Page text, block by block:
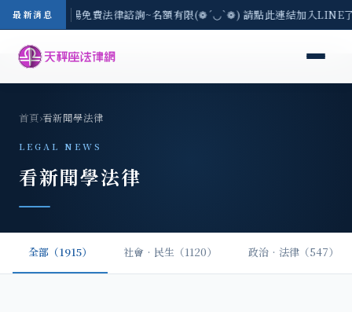
最新消息
區-8/3(一) 現場免費法律諮詢~名額有限(❁´◡`❁) 請點此連結加入
首頁›看新聞學法律
LEGAL NEWS
看新聞學法律
全部（1915） 社會‧民生（1120） 政治‧法律（547）